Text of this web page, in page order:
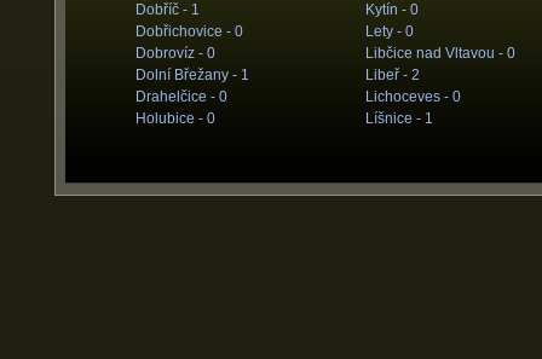
Dobříč - 1
Dobřichovice - 0
Dobrovíz - 0
Dolní Břežany - 1
Drahelčice - 0
Holubice - 0
Kytín - 0
Lety - 0
Libčice nad Vltavou - 0
Libeř - 2
Lichoceves - 0
Líšnice - 1